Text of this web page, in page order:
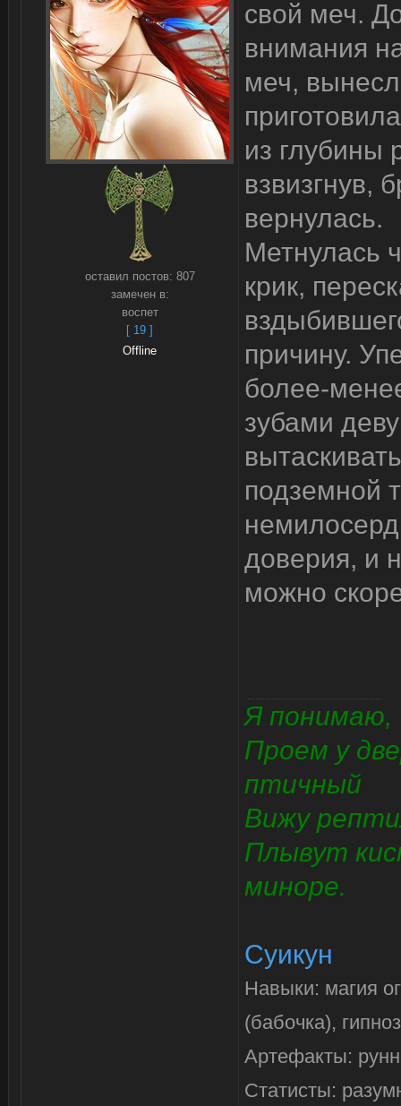
оставил постов: 807
замечен в:
воспет
[ 19 ]
Offline
свой меч.
внимания
меч,
из глубины
взвизгнув,
вернулась.
Метнулась
крик,
причину.
более-
зубами
подземной
доверия, и
можно
Я
Проем у
птичный
Вижу
Плывут
миноре.
Суикун
Навыки: магия
(бабочка),
Артефакты:
Статисты: